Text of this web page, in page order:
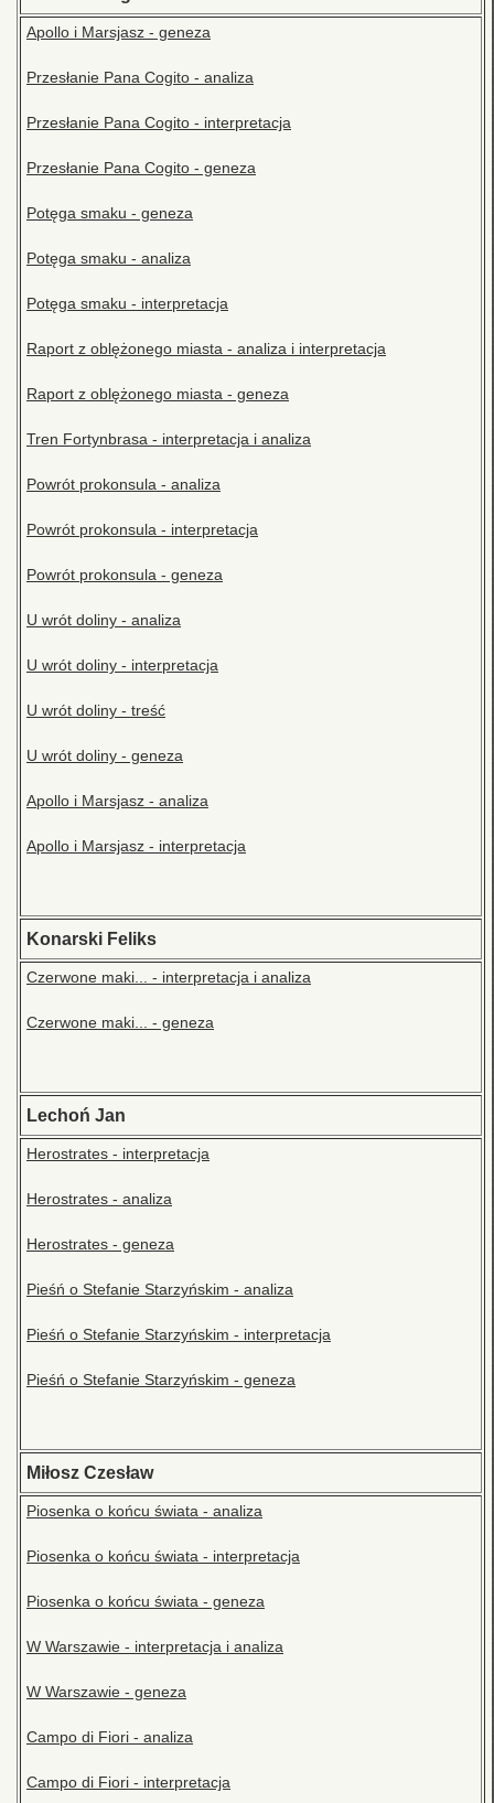
Apollo i Marsjasz - geneza
Przesłanie Pana Cogito - analiza
Przesłanie Pana Cogito - interpretacja
Przesłanie Pana Cogito - geneza
Potęga smaku - geneza
Potęga smaku - analiza
Potęga smaku - interpretacja
Raport z oblężonego miasta - analiza i interpretacja
Raport z oblężonego miasta - geneza
Tren Fortynbrasa - interpretacja i analiza
Powrót prokonsula - analiza
Powrót prokonsula - interpretacja
Powrót prokonsula - geneza
U wrót doliny - analiza
U wrót doliny - interpretacja
U wrót doliny - treść
U wrót doliny - geneza
Apollo i Marsjasz - analiza
Apollo i Marsjasz - interpretacja
Konarski Feliks
Czerwone maki... - interpretacja i analiza
Czerwone maki... - geneza
Lechoń Jan
Herostrates - interpretacja
Herostrates - analiza
Herostrates - geneza
Pieśń o Stefanie Starzyńskim - analiza
Pieśń o Stefanie Starzyńskim - interpretacja
Pieśń o Stefanie Starzyńskim - geneza
Miłosz Czesław
Piosenka o końcu świata - analiza
Piosenka o końcu świata - interpretacja
Piosenka o końcu świata - geneza
W Warszawie - interpretacja i analiza
W Warszawie - geneza
Campo di Fiori - analiza
Campo di Fiori - interpretacja